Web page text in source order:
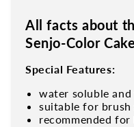
All facts about
Senjo-Color
Special Features:
water soluble
suitable for brush
recommended